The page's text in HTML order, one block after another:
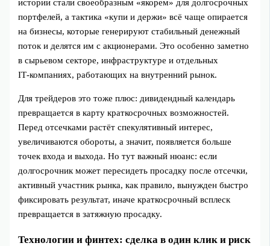
истории стали своеобразным «якорем» для долгосрочных
портфелей, а тактика «купи и держи» всё чаще опирается
на бизнесы, которые генерируют стабильный денежный
поток и делятся им с акционерами. Это особенно заметно
в сырьевом секторе, инфраструктуре и отдельных
IT‑компаниях, работающих на внутренний рынок.
Для трейдеров это тоже плюс: дивидендный календарь
превращается в карту краткосрочных возможностей.
Перед отсечками растёт спекулятивный интерес,
увеличиваются обороты, а значит, появляется больше
точек входа и выхода. Но тут важный нюанс: если
долгосрочник может пересидеть просадку после отсечки,
активный участник рынка, как правило, вынужден быстро
фиксировать результат, иначе краткосрочный всплеск
превращается в затяжную просадку.
Технологии и финтех: сделка в один клик и риск